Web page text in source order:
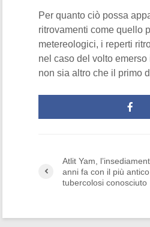
Per quanto ciò possa
ritrovamenti come quello
metereologici, i reperti
nel caso del volto
non sia altro che il primo
Atlit Yam,
anni fa con il più
tubercolosi conosciuto